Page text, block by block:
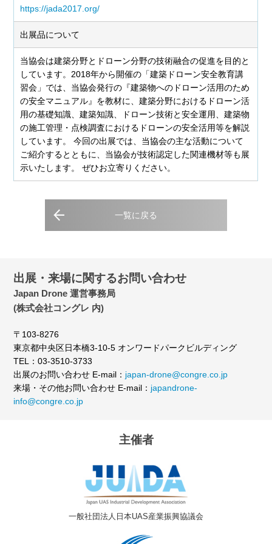
https://jada2017.org/
出展品について
当協会は建築分野とドローン分野の技術融合の促進を目的と
しています。2018年から開催の「建築ドローン安全教育講
習会」では、当協会発行の『建築物へのドローン活用のため
の安全マニュアル』を教材に、建築分野におけるドローン活
用の基礎知識、建築知識、ドローン技術と安全運用、建築物
の施工管理・点検調査におけるドローンの安全活用等を解説
しています。 今回の出展では、当協会の主な活動について
ご紹介するとともに、当協会が技術認定した関連機材等も展
示いたします。 ぜひお立寄りください。
一覧に戻る
出展・来場に関するお問い合わせ
Japan Drone 運営事務局
(株式会社コングレ 内)
〒103-8276
東京都中央区日本橋3-10-5 オンワードパークビルディング
TEL：03-3510-3733
出展のお問い合わせ E-mail： japan-drone@congre.co.jp
来場・その他お問い合わせ E-mail： japandrone-
info@congre.co.jp
主催者
一般社団法人日本UAS産業振興協議会